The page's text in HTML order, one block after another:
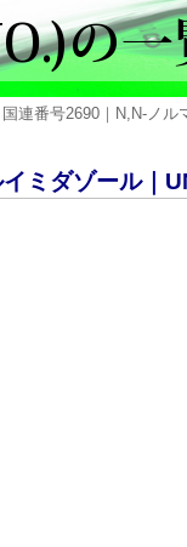
連番号2690｜N,N-ノル
ミダゾール｜